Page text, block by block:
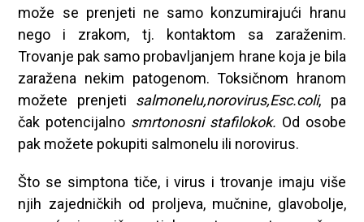
može se prenjeti ne samo konzumirajući hranu
nego i zrakom, tj. kontaktom sa zaraženim.
Trovanje pak samo probavljanjem hrane koja je bila
zaražena nekim patogenom. Toksičnom hranom
možete prenjeti salmonelu,norovirus,Esc.coli, pa
čak potencijalno smrtonosni stafilokok. Od osobe
pak možete pokupiti salmonelu ili norovirus.
Što se simptona tiče, i virus i trovanje imaju više
njih zajedničkih od proljeva, mučnine, glavobolje,